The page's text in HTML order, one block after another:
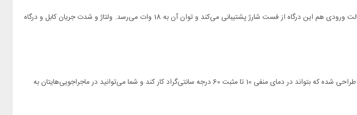
کابل و درگاه تایپ سی به عنوان ورودی هم عمل می‌کنند و برای شارژ خود پاوربانک باید از آن استفاده کنید. در حالت ورودی هم این درگاه از فست شارژ پشتیبانی می‌کند و توان آن به 18 وات می‌رسد. ولتاژ و شدت جریان کابل و درگاه
اگر اهل مناطق گرمسیر یا سردسیر هستید جای نگرانی نیست؛ پاور بانک پرودو PD-PBFCH060-WH به گونه‌ای طراحی شده که بتواند در دمای منفی 10 تا مثبت 60 درجه سانتی‌گراد کار کند و شما می‌توانید در ماجراجویی‌هایتان به